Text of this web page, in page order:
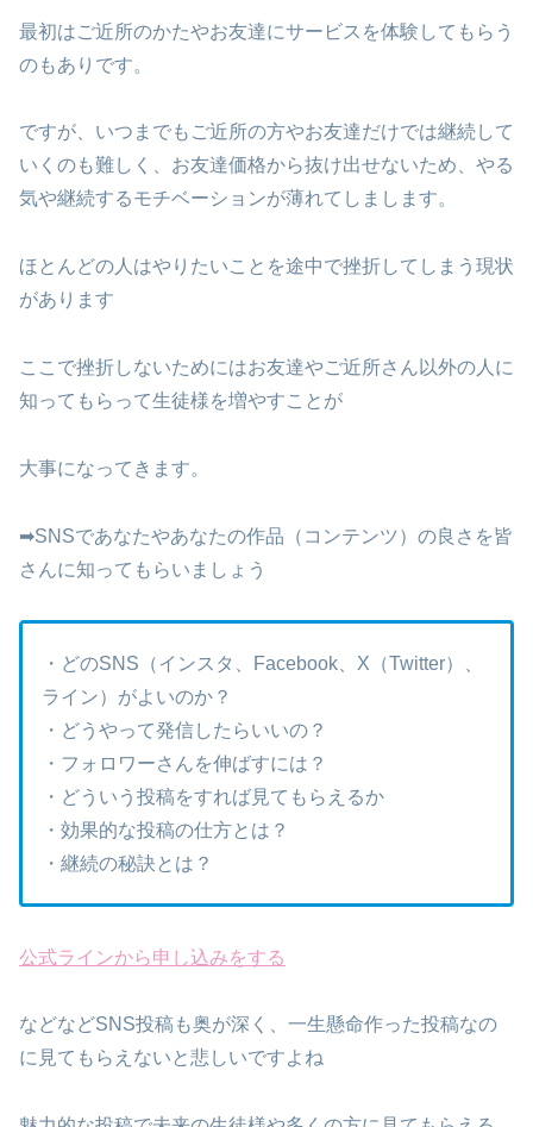
最初はご近所のかたやお友達にサービスを体験してもらう
のもありです。
ですが、いつまでもご近所の方やお友達だけでは継続して
いくのも難しく、お友達価格から抜け出せないため、やる
気や継続するモチベーションが薄れてしまします。
ほとんどの人はやりたいことを途中で挫折してしまう現状
があります
ここで挫折しないためにはお友達やご近所さん以外の人に
知ってもらって生徒様を増やすことが
大事になってきます。
➡SNSであなたやあなたの作品（コンテンツ）の良さを皆
さんに知ってもらいましょう
・どのSNS（インスタ、Facebook、X（Twitter）、
ライン）がよいのか？
・どうやって発信したらいいの？
・フォロワーさんを伸ばすには？
・どういう投稿をすれば見てもらえるか
・効果的な投稿の仕方とは？
・継続の秘訣とは？
公式ラインから申し込みをする
などなどSNS投稿も奥が深く、一生懸命作った投稿なの
に見てもらえないと悲しいですよね